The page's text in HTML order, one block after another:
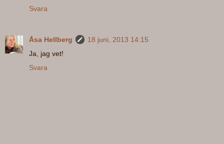
Svara
Åsa Hellberg
18 juni, 2013 14:15
Ja, jag vet!
Svara